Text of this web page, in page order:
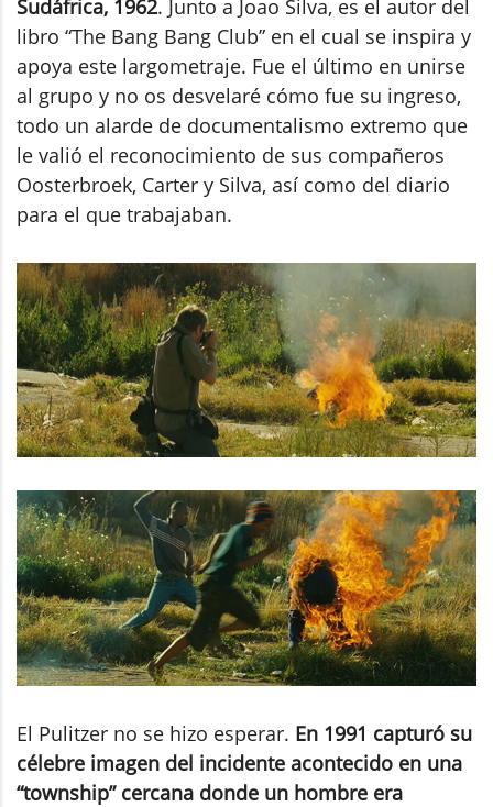
Sudáfrica, 1962. Junto a Joao Silva, es el autor del
libro “The Bang Bang Club” en el cual se inspira y
apoya este largometraje. Fue el último en unirse
al grupo y no os desvelaré cómo fue su ingreso,
todo un alarde de documentalismo extremo que
le valió el reconocimiento de sus compañeros
Oosterbroek, Carter y Silva, así como del diario
para el que trabajaban.
El Pulitzer no se hizo esperar. En 1991 capturó su
célebre imagen del incidente acontecido en una
“township” cercana donde un hombre era